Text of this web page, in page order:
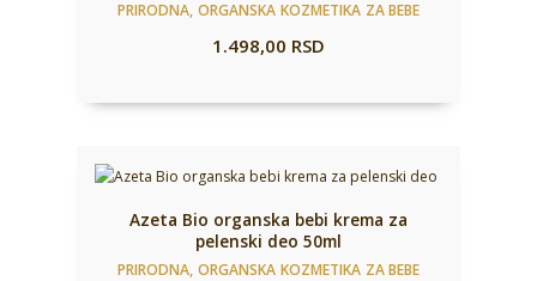
PRIRODNA, ORGANSKA KOZMETIKA ZA BEBE
1.498,00 RSD
Azeta Bio organska bebi krema za
pelenski deo 50ml
PRIRODNA, ORGANSKA KOZMETIKA ZA BEBE